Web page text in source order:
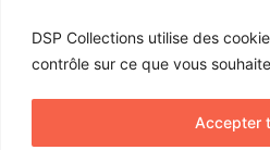
DSP Collections utilise des
contrôle sur ce que vous
Accepter
a
c
n
s